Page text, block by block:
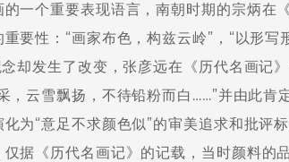
一个重要表现语言，南朝时期的宗炳在
要性：“画家布色，构兹云岭”，“以形写
却发生了改变，张彦远在《历代名画记
，云雪飘扬，不待铅粉而白……”并由此肯
为“意足不求颜色似”的审美追求和批评
据《历代名画记》的记载，当时颜料的